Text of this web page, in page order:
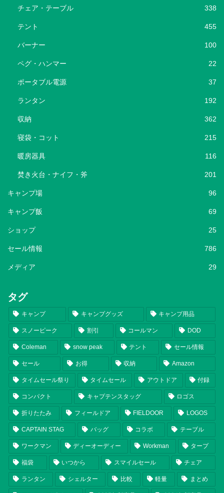
チェア・テーブル 338
テント 455
バーナー 100
ペグ・ハンマー 22
ポータブル電源 37
ランタン 192
収納 362
寝袋・コット 215
暖房器具 116
焚き火台・ナイフ・斧 201
キャンプ場 96
キャンプ飯 69
ショップ 25
セール情報 786
メディア 29
タグ
キャンプ キャンプグッズ キャンプ用品
スノーピーク 割引 コールマン DOD
Coleman snow peak テント セール情報
セール お得 収納 Amazon
タイムセール祭り タイムセール アウトドア 付録
コンパクト キャプテンスタッグ ロゴス
折りたたみ フィールドア FIELDOOR LOGOS
CAPTAIN STAG バッグ コラボ テーブル
ワークマン ディーオーディー Workman タープ
福袋 いつから スマイルセール チェア
ランタン シェルター 比較 軽量 まとめ